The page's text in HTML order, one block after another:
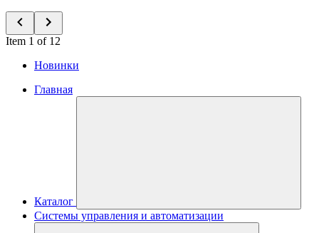
Item 1 of 12
Новинки
Главная
Каталог
Системы управления и автоматизации